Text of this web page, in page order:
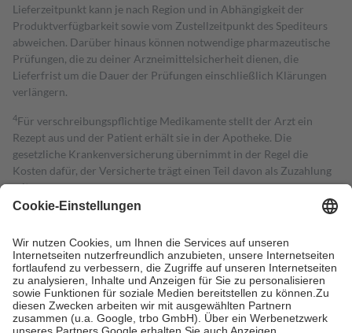
Lieferzeitpunkt kann je nach Region und in Abhängigkeit der
Produktverfügbarkeit sowie vom Zustellzeitpunkt des Spediteurs
abweichen. Darüber hinaus können notwendige pharmazeutische
Prüfungen, die zu deiner Arzneimittelsicherheit dienen, die
Lieferfrist um die Dauer der Prüfungen einschließlich Klärungen
verlängern.
4Für verschreibungspflichtige Medikamente stellt der Arzt ein
Rezept aus und der Patient erhält sie in der Apotheke. Die
gesetzliche Krankenversicherung übernimmt in der Regel die
Kosten dafür, der Versicherte trägt einen Teil davon als Zuzahlung
mit.
Grundsätzlich leisten Mitglieder Zuzahlungen in Höhe von zehn
höchstens zehn Euro.
Es sind jedoch nie mehr als die tatsächlichen
Kosten der Leistung zu entrichten.
Diese Regeln gelten grundsätzlich auch für Online-Apotheken.
Bei Heilmitteln und häuslicher Krankenpflege beträgt die
Zuzahlung zehn Prozent der Kosten sowie zehn Euro je
Verordnung.